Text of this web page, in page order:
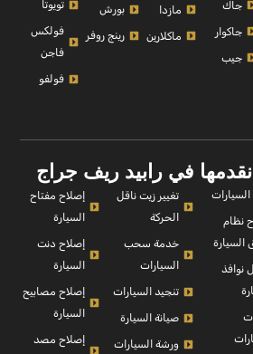
جاك
جاكوار
جيب
مازدا
ماكلارين
بورش
رينج روفر
تويوتا
فولكس
فاجن
فولفو
في رابيد ريف جراج
السيارات
نظام
السيارة
نوافذ
تغيير زيت ناقل
الحركة
خدمة سحب
السيارات
تنجيد السيارات
صيانة السيارة
ورشة السيارات
إصلاح مفتاح
السيارة
إصلاح دنت
السيارة
إصلاح مصابيح
السيارة
إصلاح مصد